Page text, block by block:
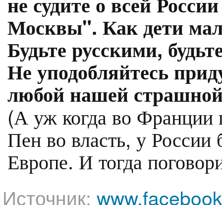
Москвы". Как дети
Будьте русскими,
Не уподобляйтесь
любой нашей
(А уж когда во
Пен во власть, у
Европе. И тогда
Источник: